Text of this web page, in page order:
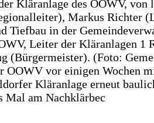
Kläranlage des OOWV, von
Markus Richter
Tiefbau in der
Leiter der Kläranlagen 1
(Bürgermeister). (Foto:
OOWV vor einigen Wochen
Kläranlage erneut
Mal am Nachklärbec